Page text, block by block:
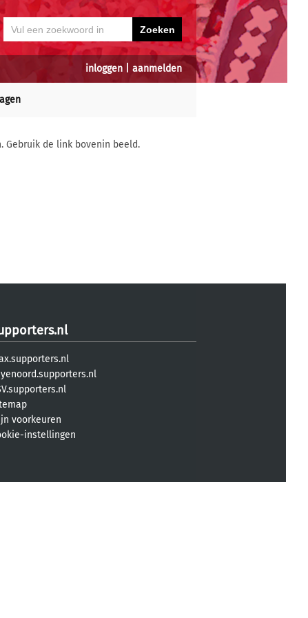
inloggen aanmelden
Gebruik de link bovenin beeld.
voorkeuren
instellingen